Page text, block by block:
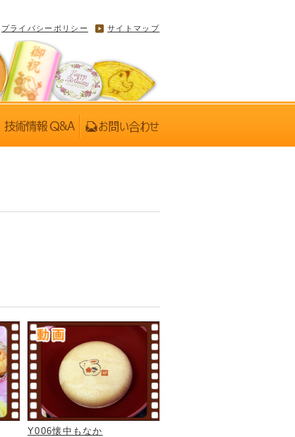
プライバシーポリシー サイトマップ
Y006懐中もなか